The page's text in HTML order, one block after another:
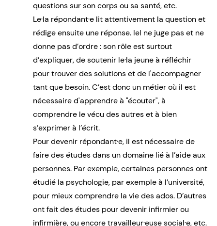
questions sur son corps ou sa santé, etc.
Le·la répondant·e lit attentivement la question et
rédige ensuite une réponse. Iel ne juge pas et ne
donne pas d’ordre : son rôle est surtout
d’expliquer, de soutenir le·la jeune à réfléchir
pour trouver des solutions et de l'accompagner
tant que besoin. C’est donc un métier où il est
nécessaire d'apprendre à "écouter", à
comprendre le vécu des autres et à bien
s’exprimer à l’écrit.
Pour devenir répondant·e, il est nécessaire de
faire des études dans un domaine lié à l’aide aux
personnes. Par exemple, certaines personnes ont
étudié la psychologie, par exemple à l’université,
pour mieux comprendre la vie des ados. D’autres
ont fait des études pour devenir infirmier ou
infirmière, ou encore travailleur·euse social·e, etc.